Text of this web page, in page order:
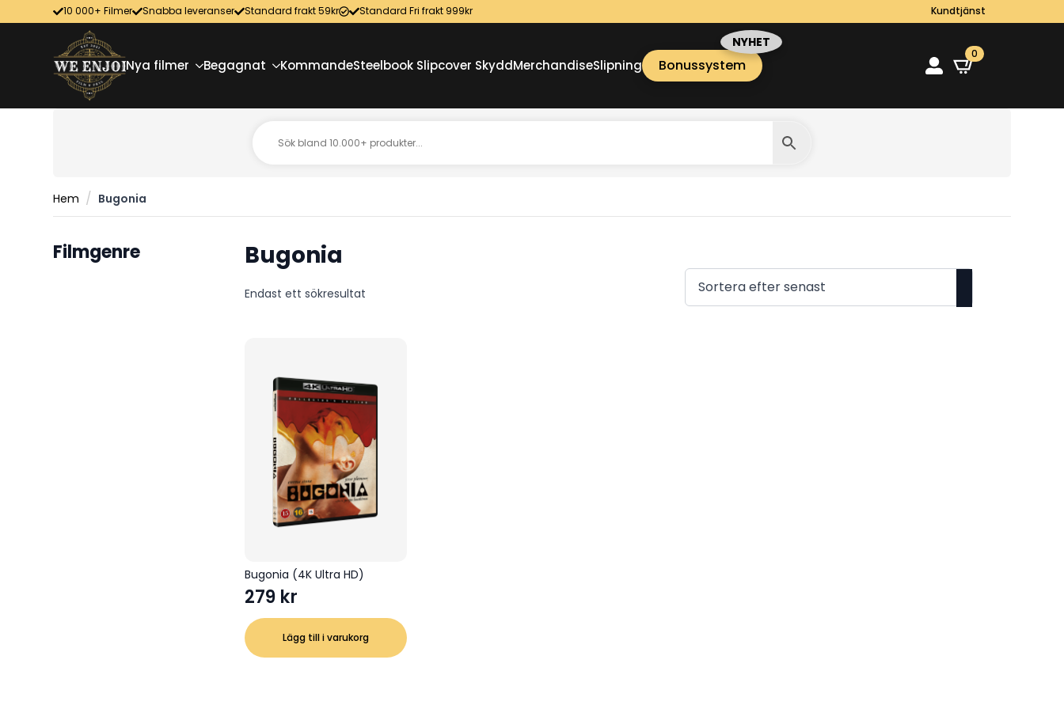
10 000+ Filmer Snabba leveranser Standard frakt 59kr Standard Fri frakt 999kr Kundtjänst
Nya filmer Begagnat KommandeSteelbook Slipcover SkyddMerchandiseSlipning Bonussystem
0
Hem Bugonia
Filmgenre Bugonia
Endast ett sökresultat
Bugonia (4K Ultra HD)
279 kr
Lägg till i varukorg